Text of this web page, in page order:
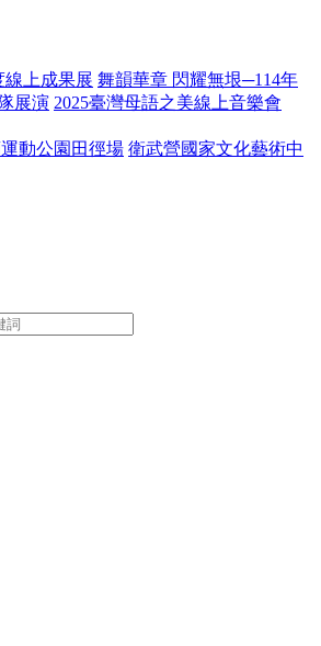
線上成果展 舞韻華章 閃耀無垠─114年
展演 2025臺灣母語之美線上音樂會
動公園田徑場 衛武營國家文化藝術中